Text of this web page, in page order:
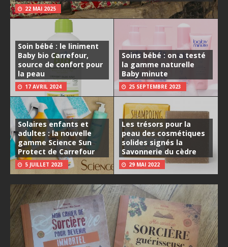
22 MAI 2025
Soin bébé : le liniment
Baby bio Carrefour,
source de confort pour
la peau
17 AVRIL 2024
Soins bébé : on a testé
la gamme naturelle
Baby minute
25 SEPTEMBRE 2023
Solaires enfants et
adultes : la nouvelle
gamme Science Sun
Protect de Carrefour
5 JUILLET 2023
Les trésors pour la
peau des cosmétiques
solides signés la
Savonnerie du cèdre
29 MAI 2022